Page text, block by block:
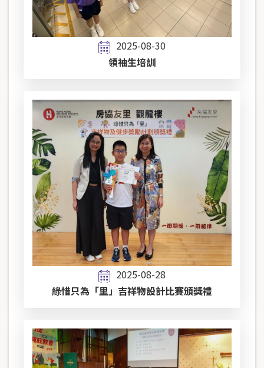
2025-08-30
領袖生培訓
2025-08-28
綠惜只為「里」吉祥物設計比賽頒獎禮